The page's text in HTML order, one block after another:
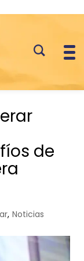
de
, Noticias